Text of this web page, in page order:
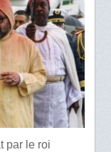
par le roi